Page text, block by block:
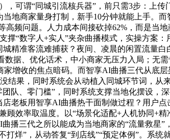
可谓“同城引流核兵器”，前只需3步：上
地商家量身打制，新手10分钟就能上手。
高频问题。人力成本间接砍掉62%，而是当
撑“数字人+实人”夹杂曲播模式，实操方案
精准客流难捕获？夜间、凌晨的闲置流量
据、优化话术，中小商家无压力入局；无
增收的焦点暗码。而智享AI曲播三代从底
结果，同时系统会从动植入同城环节词，从
队、零门槛”，同时系统支撑当地化摆设，
老板用智享AI曲播热干面制做过程？用户
效率取温度。以“场景化适配+人机协同+
播三代之所以能成为当地商家的“流量救星
烊”，从动答复“到店线”“预定体例”。系